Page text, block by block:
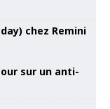
sur un anti-